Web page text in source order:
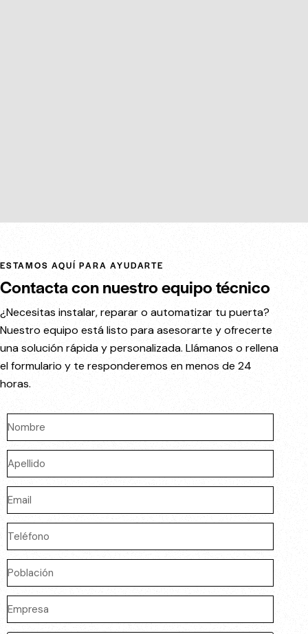
ESTAMOS AQUÍ PARA AYUDARTE
Contacta con nuestro equipo técnico
¿Necesitas instalar, reparar o automatizar tu puerta?
Nuestro equipo está listo para asesorarte y ofrecerte
una solución rápida y personalizada. Llámanos o rellena
el formulario y te responderemos en menos de 24
horas.